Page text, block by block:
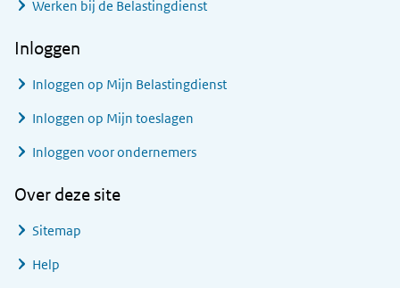
Werken bij de Belastingdienst
Inloggen
Inloggen op Mijn Belastingdienst
Inloggen op Mijn toeslagen
Inloggen voor ondernemers
Over deze site
Sitemap
Help